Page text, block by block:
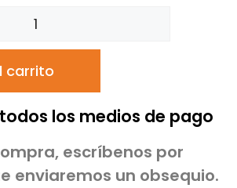
carrito
los medios de pago
escríbenos por
enviaremos un obsequio.